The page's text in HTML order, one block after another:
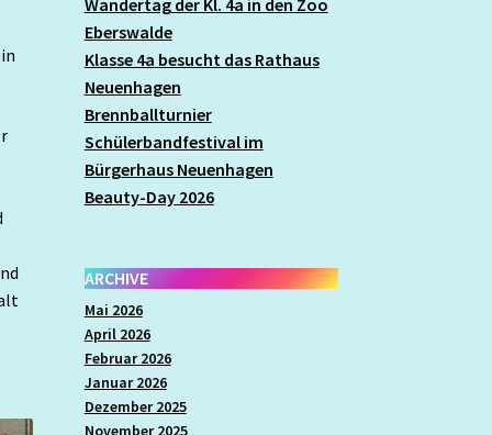
Eberswalde
Klasse 4a besucht das Rathaus
Neuenhagen
Brennballturnier
Schülerbandfestival im
Bürgerhaus Neuenhagen
Beauty-Day 2026
ARCHIVE
Mai 2026
April 2026
Februar 2026
Januar 2026
Dezember 2025
November 2025